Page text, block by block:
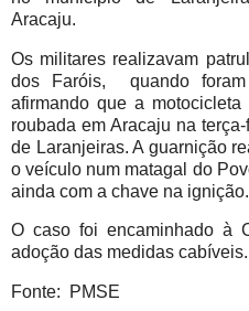
Aracaju.
Os militares realizavam
dos Faróis, quando
afirmando que a
roubada em Aracaju na
de Laranjeiras. A guarnição
o veículo num matagal do
ainda com a chave na ignição.
O caso foi encaminhado à
adoção das medidas cabíveis.
Fonte: PMSE